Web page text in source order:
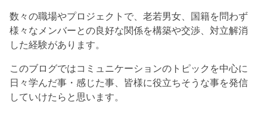
数々の職場やプロジェクトで、老若男女、国籍を問わず
様々なメンバーとの良好な関係を構築や交渉、対立解消
した経験があります。
このブログではコミュニケーションのトピックを中心に
日々学んだ事・感じた事、皆様に役立ちそうな事を発信
していけたらと思います。